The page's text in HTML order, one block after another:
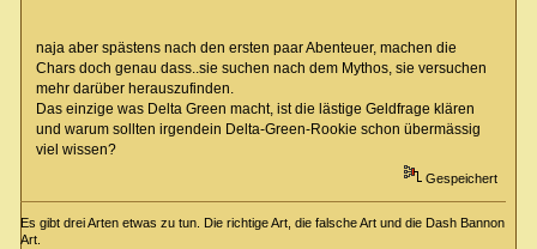
naja aber spästens nach den ersten paar Abenteuer, machen die
Chars doch genau dass..sie suchen nach dem Mythos, sie versuchen
mehr darüber herauszufinden.
Das einzige was Delta Green macht, ist die lästige Geldfrage klären
und warum sollten irgendein Delta-Green-Rookie schon übermässig
viel wissen?
Gespeichert
Es gibt drei Arten etwas zu tun. Die richtige Art, die falsche Art und die Dash Bannon
Art.